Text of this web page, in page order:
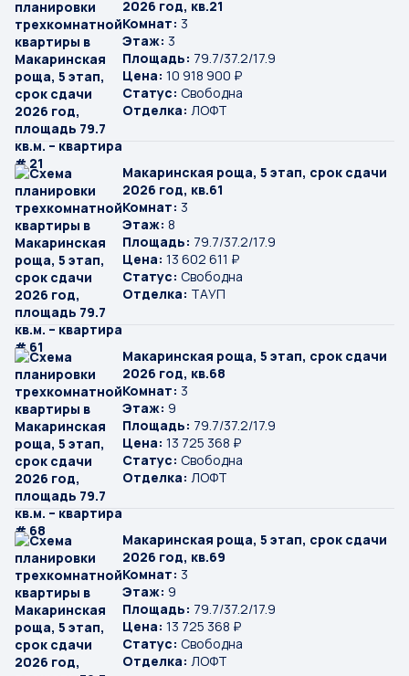
2026 год, кв.21
Комнат: 3
Этаж: 3
Площадь: 79.7/37.2/17.9
Цена: 10 918 900 ₽
Статус: Свободна
Отделка: ЛОФТ
Макаринская роща, 5 этап, срок сдачи
2026 год, кв.61
Комнат: 3
Этаж: 8
Площадь: 79.7/37.2/17.9
Цена: 13 602 611 ₽
Статус: Свободна
Отделка: ТАУП
Макаринская роща, 5 этап, срок сдачи
2026 год, кв.68
Комнат: 3
Этаж: 9
Площадь: 79.7/37.2/17.9
Цена: 13 725 368 ₽
Статус: Свободна
Отделка: ЛОФТ
Макаринская роща, 5 этап, срок сдачи
2026 год, кв.69
Комнат: 3
Этаж: 9
Площадь: 79.7/37.2/17.9
Цена: 13 725 368 ₽
Статус: Свободна
Отделка: ЛОФТ